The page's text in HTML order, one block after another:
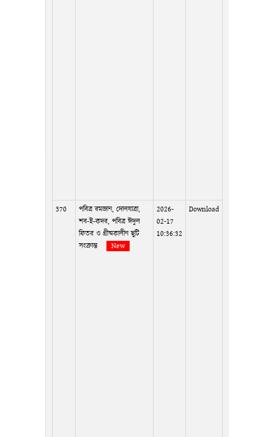
370
পবিত্র রমজান, দোলযাত্রা,
শব-ই-কদর, পবিত্র ঈদুল
ফিতর ও গ্রীষ্মকালীন ছুটি
সংক্রান্ত
New
2026-
02-17
10:36:32
Download